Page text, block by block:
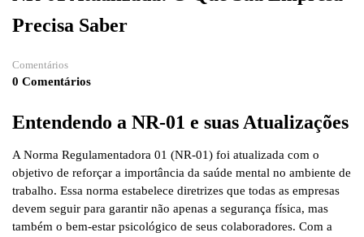
Precisa Saber
Comentários
0 Comentários
Entendendo a NR-01 e suas Atualizações
A Norma Regulamentadora 01 (NR-01) foi atualizada com o
objetivo de reforçar a importância da saúde mental no ambiente de
trabalho. Essa norma estabelece diretrizes que todas as empresas
devem seguir para garantir não apenas a segurança física, mas
também o bem-estar psicológico de seus colaboradores. Com a